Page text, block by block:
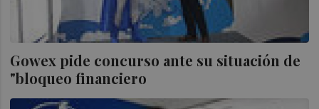
Gowex pide concurso ante su situación de
"bloqueo financiero